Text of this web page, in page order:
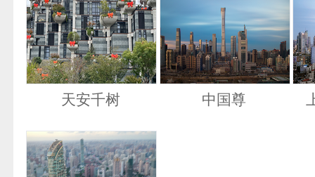
天安千树 中国尊